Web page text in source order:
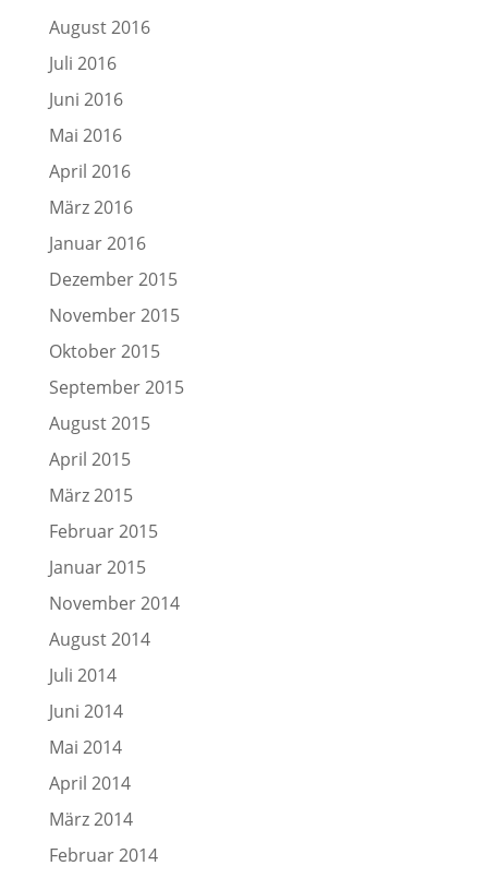
August 2016
Juli 2016
Juni 2016
Mai 2016
April 2016
März 2016
Januar 2016
Dezember 2015
November 2015
Oktober 2015
September 2015
August 2015
April 2015
März 2015
Februar 2015
Januar 2015
November 2014
August 2014
Juli 2014
Juni 2014
Mai 2014
April 2014
März 2014
Februar 2014